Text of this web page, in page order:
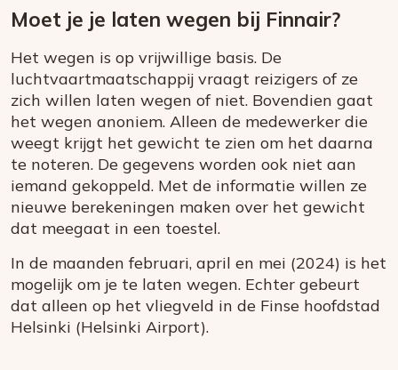
Moet je je laten wegen bij Finnair?
Het wegen is op vrijwillige basis. De
luchtvaartmaatschappij vraagt reizigers of ze
zich willen laten wegen of niet. Bovendien gaat
het wegen anoniem. Alleen de medewerker die
weegt krijgt het gewicht te zien om het daarna
te noteren. De gegevens worden ook niet aan
iemand gekoppeld. Met de informatie willen ze
nieuwe berekeningen maken over het gewicht
dat meegaat in een toestel.
In de maanden februari, april en mei (2024) is het
mogelijk om je te laten wegen. Echter gebeurt
dat alleen op het vliegveld in de Finse hoofdstad
Helsinki (Helsinki Airport).